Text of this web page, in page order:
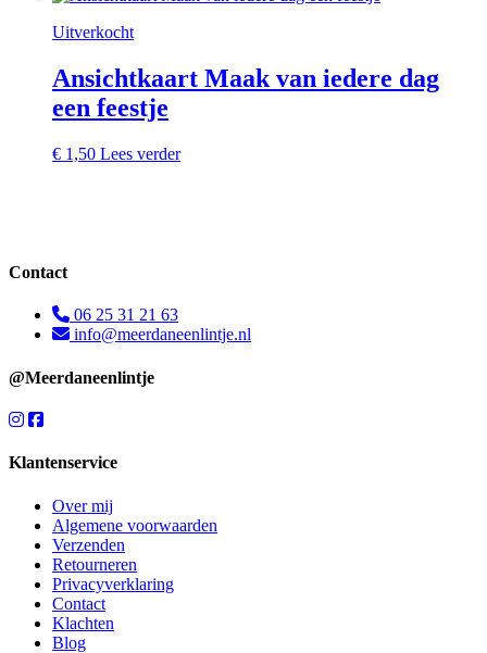
Uitverkocht
Ansichtkaart Maak van iedere dag
een feestje
€ 1,50 Lees verder
Contact
06 25 31 21 63
info@meerdaneenlintje.nl
@Meerdaneenlintje
Klantenservice
Over mij
Algemene voorwaarden
Verzenden
Retourneren
Privacyverklaring
Contact
Klachten
Blog